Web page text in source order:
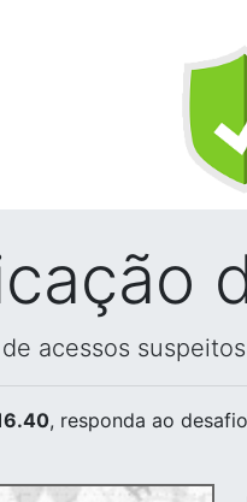
acessos
, responda ao